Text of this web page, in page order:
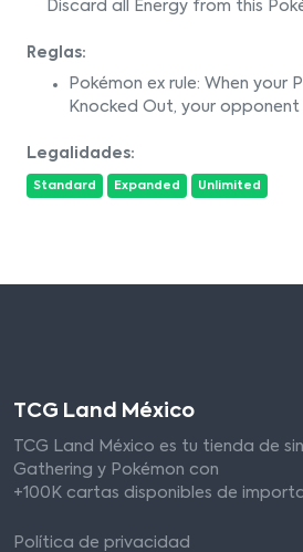
Discard all Energy from this
Reglas:
Pokémon ex rule: When your
Knocked Out, your opponent
Legalidades:
Standard Expanded Unlimited
TCG Land México
TCG Land México es tu tienda de
Gathering y Pokémon con
+100K cartas disponibles de
Política de privacidad